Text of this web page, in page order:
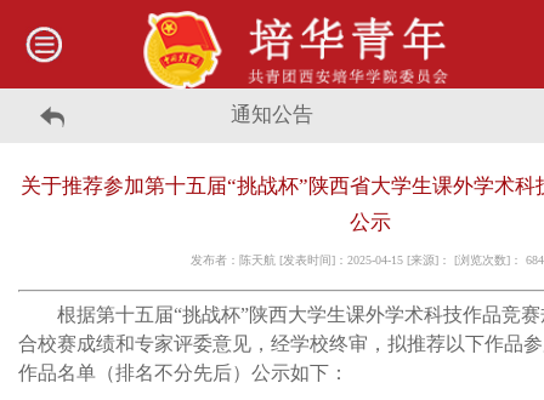
通知公告
关于推荐参加第十五届“挑战杯”陕西省大学生课外学术
公示
发布者：陈天航 [发表时间]：2025-04-15 [来源]： [浏览次数]：
根据第十五届“挑战杯”陕西大学生课外学术科技作品竞
合校赛成绩和专家评委意见，经学校终审，拟推荐以下作品
作品名单（排名不分先后）公示如下：